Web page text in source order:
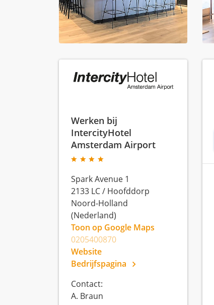
Werken bij
IntercityHotel
Amsterdam Airport
Spark Avenue 1
2133 LC/ Hoofddorp
Noord-Holland
(Nederland)
Toon op Google Maps
0205400870
Website
Bedrijfspagina
Contact:
A. Braun